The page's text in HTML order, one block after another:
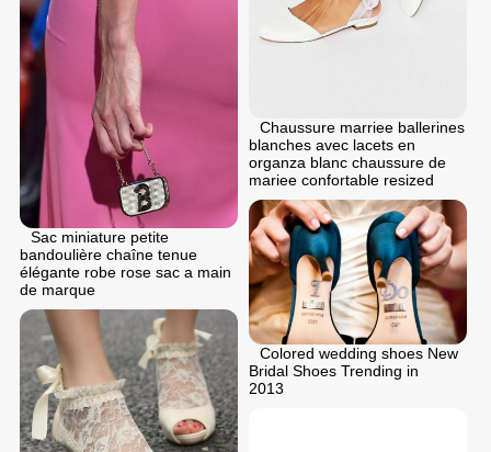
Chaussure marriee ballerines
blanches avec lacets en
organza blanc chaussure de
mariee confortable resized
Sac miniature petite
bandoulière chaîne tenue
élégante robe rose sac a main
de marque
Colored wedding shoes New
Bridal Shoes Trending in
2013